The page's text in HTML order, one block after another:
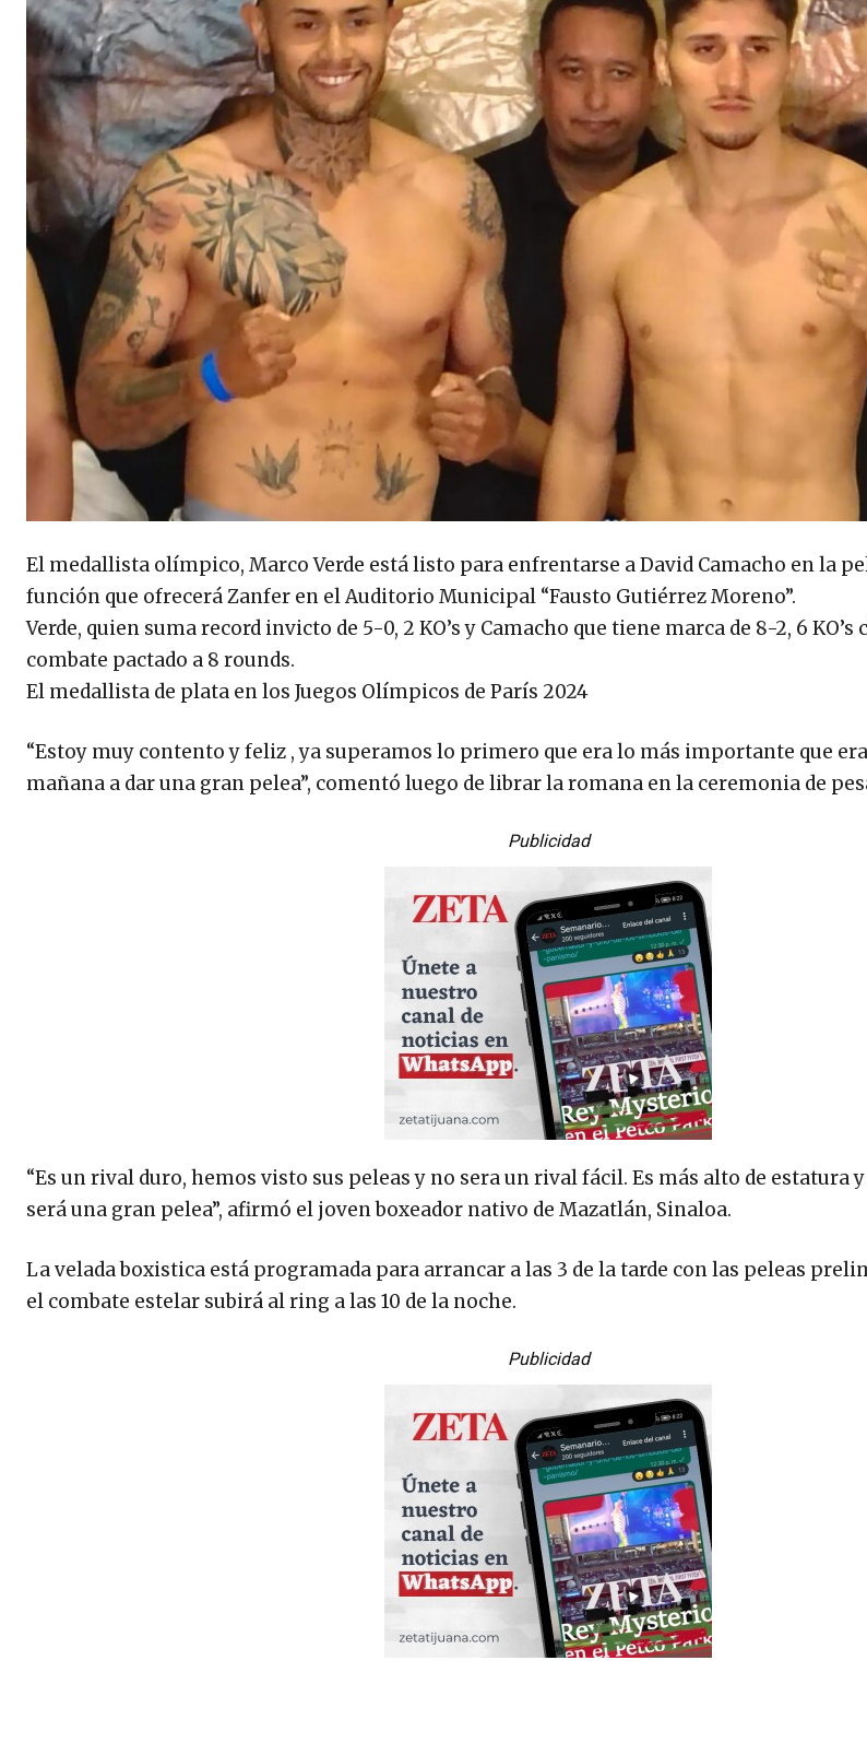
El medallista olímpico, Marco Verde está listo para enfrentarse a David Camacho en la
función que ofrecerá Zanfer en el Auditorio Municipal “Fausto Gutiérrez Moreno”.
Verde, quien suma record invicto de 5-0, 2 KO’s y Camacho que tiene marca de 8-2, 6
combate pactado a 8 rounds.
El medallista de plata en los Juegos Olímpicos de París 2024
“Estoy muy contento y feliz , ya superamos lo primero que era lo más importante que
mañana a dar una gran pelea”, comentó luego de librar la romana en la ceremonia de
Publicidad
“Es un rival duro, hemos visto sus peleas y no sera un rival fácil. Es más alto de estatura
será una gran pelea”, afirmó el joven boxeador nativo de Mazatlán, Sinaloa.
La velada boxistica está programada para arrancar a las 3 de la tarde con las peleas
el combate estelar subirá al ring a las 10 de la noche.
Publicidad